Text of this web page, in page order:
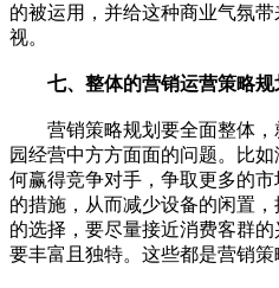
的被运用，并给这种商业气氛
视。
七、整体的营销运营策略规
营销策略规划要全面整体，
园经营中方方面面的问题。比
何赢得竞争对手，争取更多的
的措施，从而减少设备的闲置
的选择，要尽量接近消费客群
要丰富且独特。这些都是营销策